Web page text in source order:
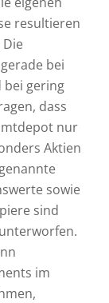
resultieren
bei
bei gering
dass
nur
Aktien
sowie
sind
im